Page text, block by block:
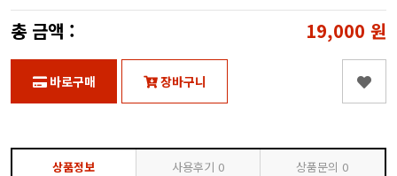
총 금액 : 19,000 원
바로구매 장바구니
상품정보 사용후기 0 상품문의 0